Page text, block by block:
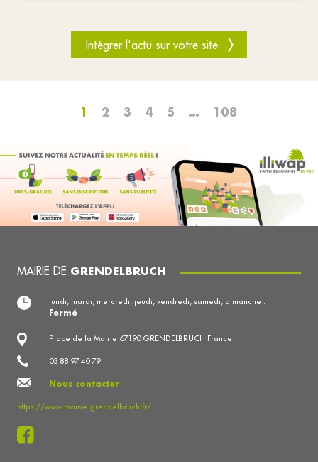
Intégrer l'actu sur votre site
1 2 3 4 5 … 108
MAIRIE DE GRENDELBRUCH
Place de la Mairie 67190 GRENDELBRUCH France
03 88 97 40 79
Nous contacter
https://www.mairie-grendelbruch.fr/
lundi, mardi, mercredi, jeudi, vendredi, samedi, dimanche :
Fermé